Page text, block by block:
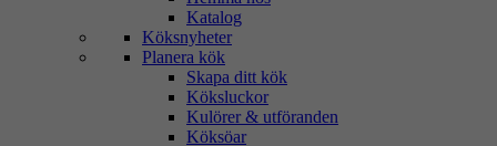
Katalog
Köksnyheter
Planera kök
Skapa ditt kök
Köksluckor
Kulörer & utföranden
Köksöar